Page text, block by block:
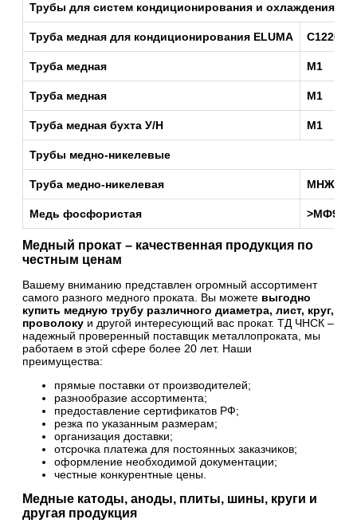
Трубы для систем кондиционирования и охлаждения
Труба медная для кондиционирования ELUMA C12200
Труба медная М1
Труба медная М1
Труба медная бухта У/Н М1
Трубы медно-никелевые
Труба медно-никелевая МНЖ5-1
Медь фосфористая >МФ9,
Медный прокат – качественная продукция по
честным ценам
Вашему вниманию представлен огромный ассортимент
самого разного медного проката. Вы можете выгодно
купить медную трубу различного диаметра, лист, круг,
проволоку и другой интересующий вас прокат. ТД ЧНСК ‒
надежный проверенный поставщик металлопроката, мы
работаем в этой сфере более 20 лет. Наши
преимущества:
прямые поставки от производителей;
разнообразие ассортимента;
предоставление сертификатов РФ;
резка по указанным размерам;
организация доставки;
отсрочка платежа для постоянных заказчиков;
оформление необходимой документации;
честные конкурентные цены.
Медные катоды, аноды, плиты, шины, круги и
другая продукция